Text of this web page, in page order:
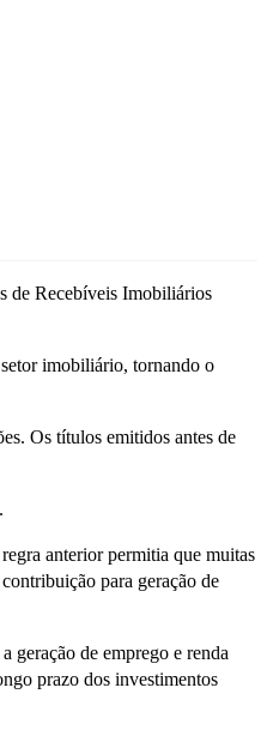
de Recebíveis Imobiliários
setor imobiliário, tornando o
Os títulos emitidos antes de
anterior permitia que muitas
para geração de
geração de emprego e renda
prazo dos investimentos